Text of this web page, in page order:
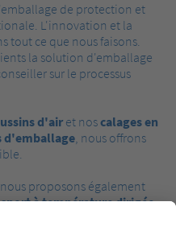
de protection et
L'innovation et la
tout ce que nous faisons.
la solution d'emballage
sur le processus
d'air et noscalages en
d'emballage, nous offrons
proposons également
à température dirigée,
sur-mesure